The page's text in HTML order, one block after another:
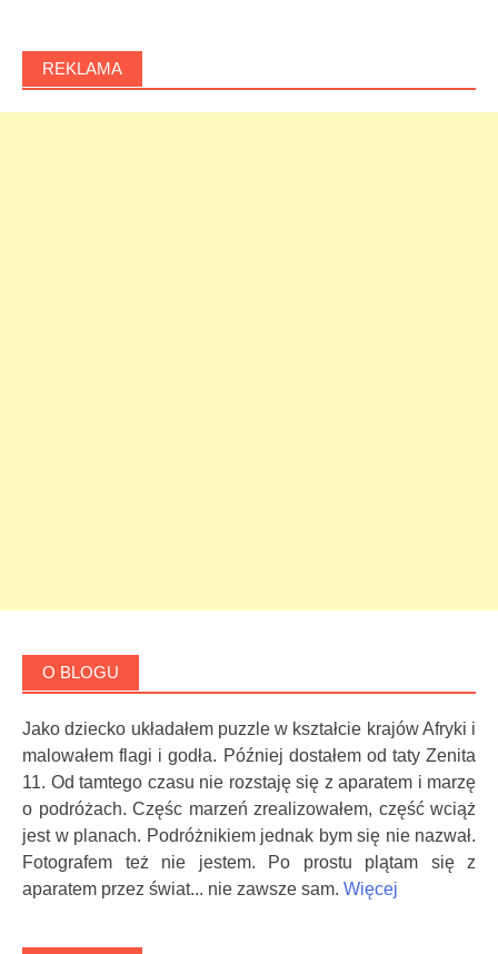
REKLAMA
O BLOGU
Jako dziecko układałem puzzle w kształcie krajów Afryki i
malowałem flagi i godła. Później dostałem od taty Zenita
11. Od tamtego czasu nie rozstaję się z aparatem i marzę
o podróżach. Częśc marzeń zrealizowałem, część wciąż
jest w planach. Podróżnikiem jednak bym się nie nazwał.
Fotografem też nie jestem. Po prostu plątam się z
aparatem przez świat... nie zawsze sam. Więcej